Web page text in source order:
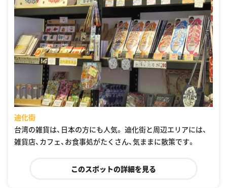
迪化街
台湾の雑貨は、日本の方にも人気。 迪化街と周辺エリアには、
雑貨店、カフェ、お食事処がたくさん、気ままに散策です。
このスポットの詳細を見る